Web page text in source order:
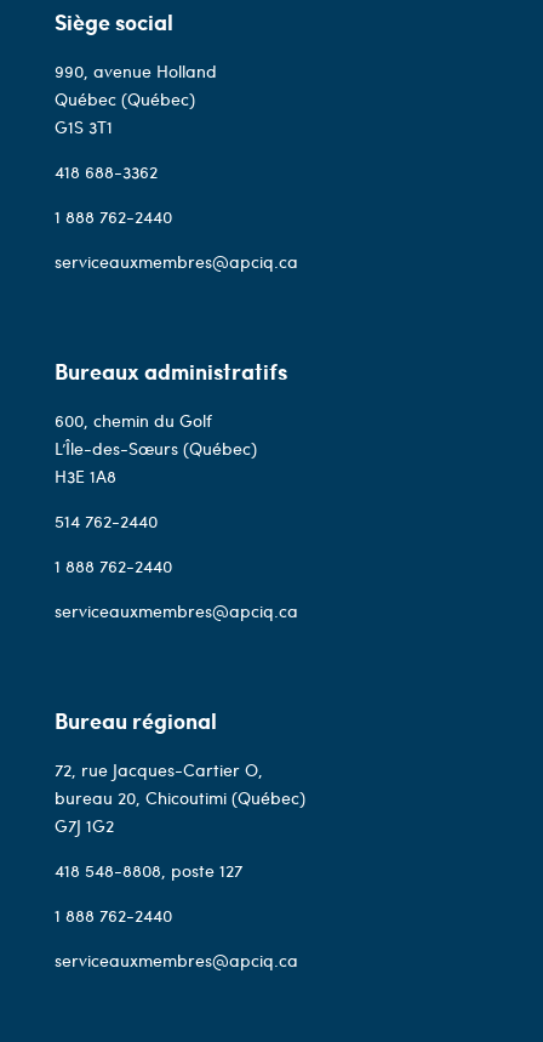
Siège social
990, avenue Holland
Québec (Québec)
G1S 3T1
418 688-3362
1 888 762-2440
serviceauxmembres@apciq.ca
Bureaux administratifs
600, chemin du Golf
L’Île-des-Sœurs (Québec)
H3E 1A8
514 762-2440
1 888 762-2440
serviceauxmembres@apciq.ca
Bureau régional
72, rue Jacques-Cartier O,
bureau 20, Chicoutimi (Québec)
G7J 1G2
418 548-8808, poste 127
1 888 762-2440
serviceauxmembres@apciq.ca